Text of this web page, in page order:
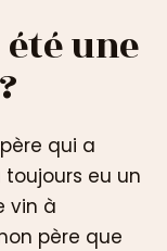
une
qui a
toujours eu un
vin à
père que